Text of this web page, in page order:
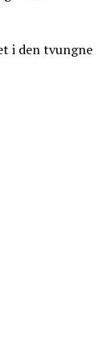
i den tvungne